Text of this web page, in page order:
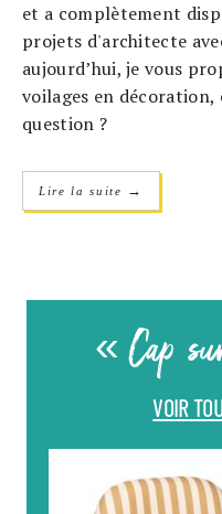
et a complètement
projets d'architecte
aujourd’hui, je vous
voilages en
question ?
Lire la suite →
« Cap
VOIR